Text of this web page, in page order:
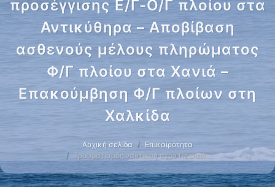
προσέγγισης Ε/Γ-Ο/Γ πλοίου στα
Αντικύθηρα – Αποβίβαση
ασθενούς μέλους πληρώματος
Φ/Γ πλοίου στα Χανιά –
Επακούμβηση Φ/Γ πλοίων στη
Χαλκίδα
Αρχική σελίδα
Επικαιρότητα
Τραυματισμός ναυτικού στον Πειραιά …